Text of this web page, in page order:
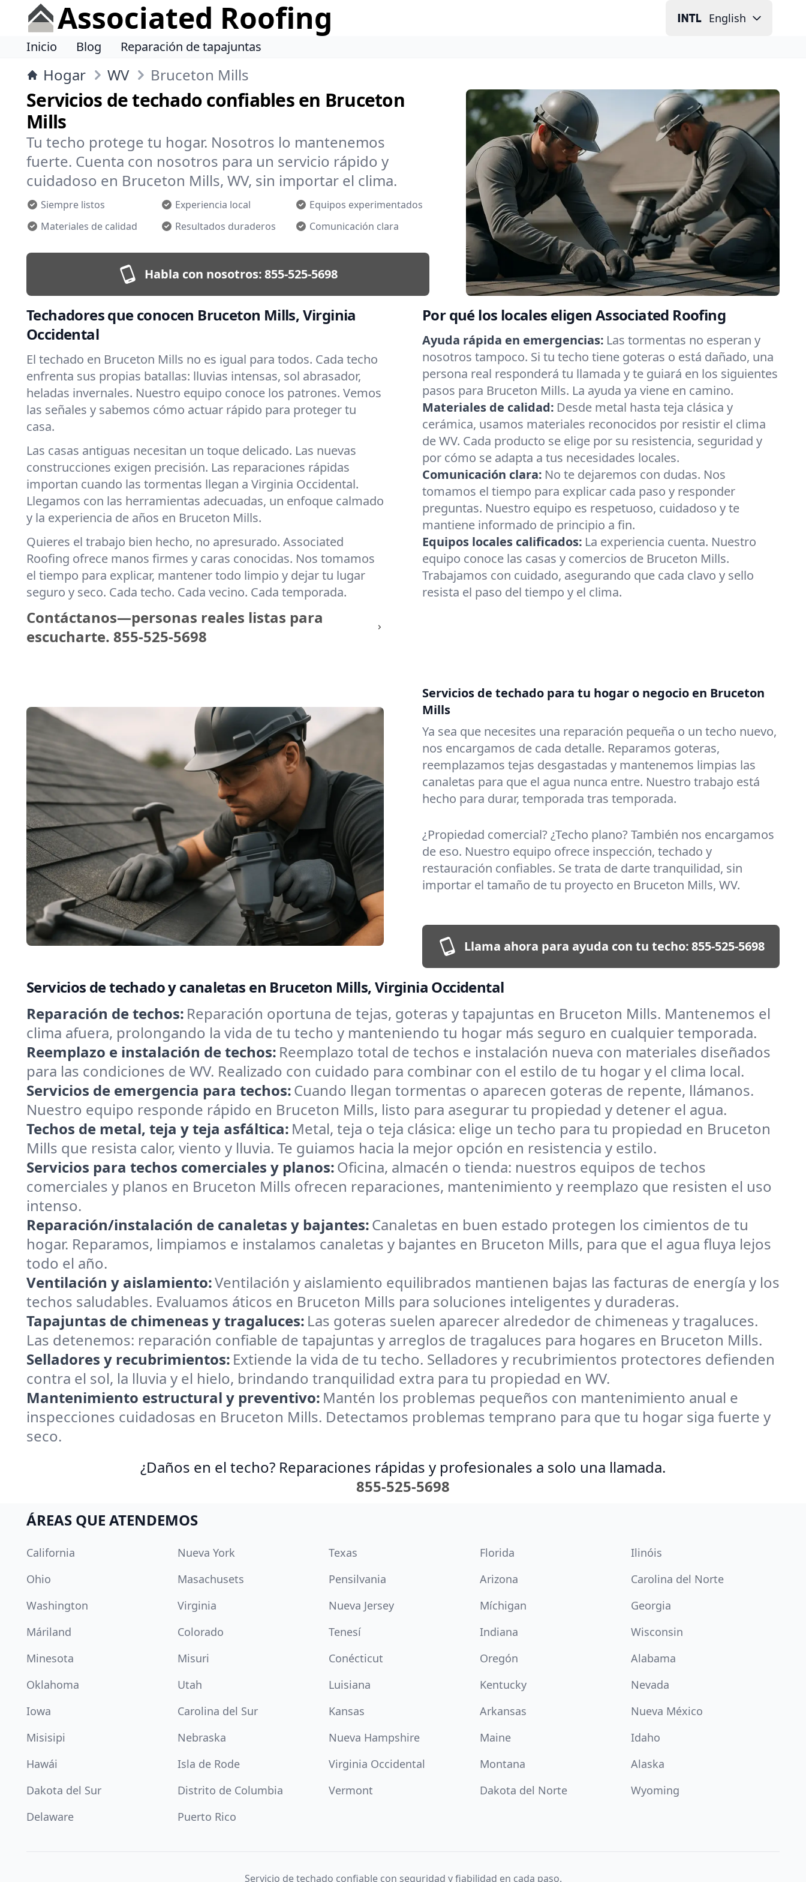
Associated Roofing English
Inicio Blog Reparación de tapajuntas
Hogar WV Bruceton Mills
Servicios de techado confiables en Bruceton
Mills
Tu techo protege tu hogar. Nosotros lo mantenemos
fuerte. Cuenta con nosotros para un servicio rápido y
cuidadoso en Bruceton Mills, WV, sin importar el clima.
Siempre listos Experiencia local
Equipos experimentados
Materiales de calidad
Resultados duraderos Comunicación clara
Habla con nosotros:855-525-5698
Techadores que conocen Bruceton Mills, Virginia
Occidental
El techado en Bruceton Mills no es igual para todos. Cada techo
enfrenta sus propias batallas: lluvias intensas, sol abrasador,
heladas invernales. Nuestro equipo conoce los patrones. Vemos
las señales y sabemos cómo actuar rápido para proteger tu
casa.
Las casas antiguas necesitan un toque delicado. Las nuevas
construcciones exigen precisión. Las reparaciones rápidas
importan cuando las tormentas llegan a Virginia Occidental.
Llegamos con las herramientas adecuadas, un enfoque calmado
y la experiencia de años en Bruceton Mills.
Quieres el trabajo bien hecho, no apresurado. Associated
Roofing ofrece manos firmes y caras conocidas. Nos tomamos
el tiempo para explicar, mantener todo limpio y dejar tu lugar
seguro y seco. Cada techo. Cada vecino. Cada temporada.
Contáctanos—personas reales listas para
escucharte. 855-525-5698
Por qué los locales eligen Associated Roofing
Ayuda rápida en emergencias: Las tormentas no esperan y
nosotros tampoco. Si tu techo tiene goteras o está dañado, una
persona real responderá tu llamada y te guiará en los siguientes
pasos para Bruceton Mills. La ayuda ya viene en camino.
Materiales de calidad: Desde metal hasta teja clásica y
cerámica, usamos materiales reconocidos por resistir el clima
de WV. Cada producto se elige por su resistencia, seguridad y
por cómo se adapta a tus necesidades locales.
Comunicación clara: No te dejaremos con dudas. Nos
tomamos el tiempo para explicar cada paso y responder
preguntas. Nuestro equipo es respetuoso, cuidadoso y te
mantiene informado de principio a fin.
Equipos locales calificados: La experiencia cuenta. Nuestro
equipo conoce las casas y comercios de Bruceton Mills.
Trabajamos con cuidado, asegurando que cada clavo y sello
resista el paso del tiempo y el clima.
Servicios de techado para tu hogar o negocio en Bruceton
Mills
Ya sea que necesites una reparación pequeña o un techo nuevo,
nos encargamos de cada detalle. Reparamos goteras,
reemplazamos tejas desgastadas y mantenemos limpias las
canaletas para que el agua nunca entre. Nuestro trabajo está
hecho para durar, temporada tras temporada.
¿Propiedad comercial? ¿Techo plano? También nos encargamos
de eso. Nuestro equipo ofrece inspección, techado y
restauración confiables. Se trata de darte tranquilidad, sin
importar el tamaño de tu proyecto en Bruceton Mills, WV.
Llama ahora para ayuda con tu techo:855-525-5698
Servicios de techado y canaletas en Bruceton Mills, Virginia Occidental
Reparación de techos: Reparación oportuna de tejas, goteras y tapajuntas en Bruceton Mills. Mantenemos el
clima afuera, prolongando la vida de tu techo y manteniendo tu hogar más seguro en cualquier temporada.
Reemplazo e instalación de techos: Reemplazo total de techos e instalación nueva con materiales diseñados
para las condiciones de WV. Realizado con cuidado para combinar con el estilo de tu hogar y el clima local.
Servicios de emergencia para techos:Cuando llegan tormentas o aparecen goteras de repente, llámanos.
Nuestro equipo responde rápido en Bruceton Mills, listo para asegurar tu propiedad y detener el agua.
Techos de metal, teja y teja asfáltica: Metal, teja o teja clásica: elige un techo para tu propiedad en Bruceton
Mills que resista calor, viento y lluvia. Te guiamos hacia la mejor opción en resistencia y estilo.
Servicios para techos comerciales y planos:Oficina, almacén o tienda: nuestros equipos de techos
comerciales y planos en Bruceton Mills ofrecen reparaciones, mantenimiento y reemplazo que resisten el uso
intenso.
Reparación/instalación de canaletas y bajantes:Canaletas en buen estado protegen los cimientos de tu
hogar. Reparamos, limpiamos e instalamos canaletas y bajantes en Bruceton Mills, para que el agua fluya lejos
todo el año.
Ventilación y aislamiento:Ventilación y aislamiento equilibrados mantienen bajas las facturas de energía y los
techos saludables. Evaluamos áticos en Bruceton Mills para soluciones inteligentes y duraderas.
Tapajuntas de chimeneas y tragaluces: Las goteras suelen aparecer alrededor de chimeneas y tragaluces.
Las detenemos: reparación confiable de tapajuntas y arreglos de tragaluces para hogares en Bruceton Mills.
Selladores y recubrimientos: Extiende la vida de tu techo. Selladores y recubrimientos protectores defienden
contra el sol, la lluvia y el hielo, brindando tranquilidad extra para tu propiedad en WV.
Mantenimiento estructural y preventivo: Mantén los problemas pequeños con mantenimiento anual e
inspecciones cuidadosas en Bruceton Mills. Detectamos problemas temprano para que tu hogar siga fuerte y
seco.
¿Daños en el techo? Reparaciones rápidas y profesionales a solo una llamada.
855-525-5698
ÁREAS QUE ATENDEMOS
California Nueva York Texas Florida
Ilinóis
Ohio
Masachusets Pensilvania Arizona
Carolina del Norte
Washington
Virginia Nueva Jersey Míchigan
Georgia
Máriland
Colorado Tenesí Indiana
Wisconsin
Minesota
Misuri Conécticut Oregón
Alabama
Oklahoma
Utah Luisiana Kentucky
Nevada
Iowa
Carolina del Sur Kansas Arkansas
Nueva México
Misisipi
Nebraska Nueva Hampshire Maine
Idaho
Hawái
Isla de Rode Virginia Occidental Montana
Alaska
Dakota del Sur
Distrito de Columbia Vermont Dakota del Norte
Wyoming
Delaware
Puerto Rico
Servicio de techado confiable con seguridad y fiabilidad en cada paso.